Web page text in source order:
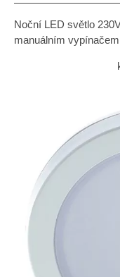
Noční LED světlo
manuálním